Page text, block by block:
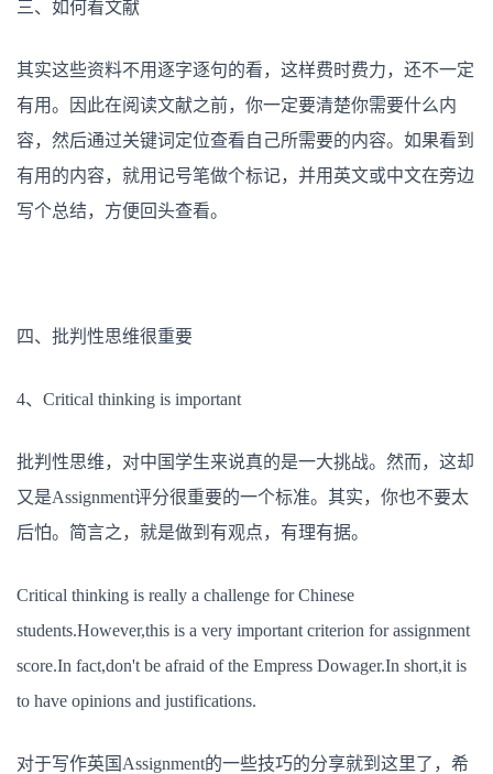
三、如何看文献
其实这些资料不用逐字逐句的看，这样费时费力，还不一定
有用。因此在阅读文献之前，你一定要清楚你需要什么内
容，然后通过关键词定位查看自己所需要的内容。如果看到
有用的内容，就用记号笔做个标记，并用英文或中文在旁边
写个总结，方便回头查看。
四、批判性思维很重要
4、Critical thinking is important
批判性思维，对中国学生来说真的是一大挑战。然而，这却
又是Assignment评分很重要的一个标准。其实，你也不要太
后怕。简言之，就是做到有观点，有理有据。
Critical thinking is really a challenge for Chinese
students.However,this is a very important criterion for assignment
score.In fact,don't be afraid of the Empress Dowager.In short,it is
to have opinions and justifications.
对于写作英国Assignment的一些技巧的分享就到这里了，希